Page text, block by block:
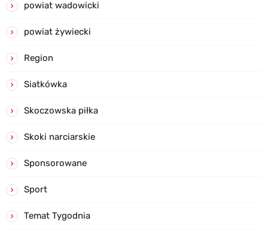
powiat wadowicki
powiat żywiecki
Region
Siatkówka
Skoczowska piłka
Skoki narciarskie
Sponsorowane
Sport
Temat Tygodnia